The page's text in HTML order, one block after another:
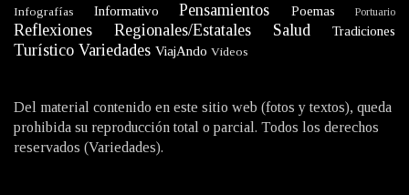
Infografías Informativo Pensamientos Poemas Portuario
Reflexiones Regionales/Estatales Salud Tradiciones
Turístico Variedades ViajAndo Videos
Del material contenido en este sitio web (fotos y textos), queda
prohibida su reproducción total o parcial. Todos los derechos
reservados (Variedades).